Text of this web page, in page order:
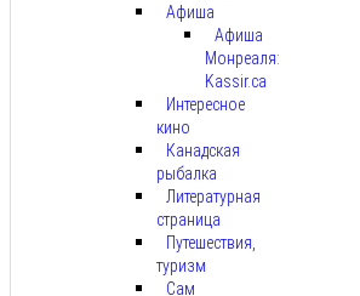
Афиша
Афиша
Монреаля:
Kassir.ca
Интересное
кино
Канадская
рыбалка
Литературная
страница
Путешествия,
туризм
Сам